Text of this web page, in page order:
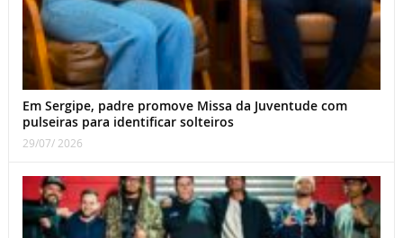
Em Sergipe, padre promove Missa da Juventude com
pulseiras para identificar solteiros
29/07/ 2026